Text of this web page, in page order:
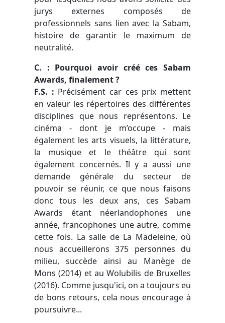
jurys externes composés de
professionnels sans lien avec la Sabam,
histoire de garantir le maximum de
neutralité.
C. : Pourquoi avoir créé ces Sabam
Awards, finalement ?
F.S. : Précisément car ces prix mettent
en valeur les répertoires des différentes
disciplines que nous représentons. Le
cinéma - dont je m’occupe - mais
également les arts visuels, la littérature,
la musique et le théâtre qui sont
également concernés. Il y a aussi une
demande générale du secteur de
pouvoir se réunir, ce que nous faisons
donc tous les deux ans, ces Sabam
Awards étant néerlandophones une
année, francophones une autre, comme
cette fois. La salle de La Madeleine, où
nous accueillerons 375 personnes du
milieu, succède ainsi au Manège de
Mons (2014) et au Wolubilis de Bruxelles
(2016). Comme jusqu'ici, on a toujours eu
de bons retours, cela nous encourage à
poursuivre...